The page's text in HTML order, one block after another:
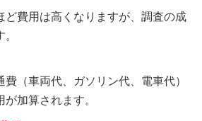
ど費用は高くなりますが、調査の成
（車両代、ガソリン代、電車代）
加算されます。